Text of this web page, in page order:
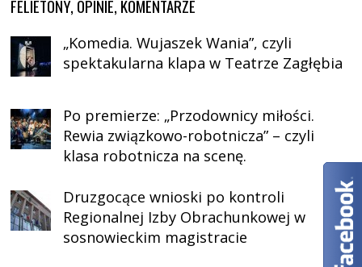
FELIETONY, OPINIE, KOMENTARZE
„Komedia. Wujaszek Wania”, czyli
spektakularna klapa w Teatrze Zagłębia
Po premierze: „Przodownicy miłości.
Rewia związkowo-robotnicza” – czyli
klasa robotnicza na scenę.
Druzgocące wnioski po kontroli
Regionalnej Izby Obrachunkowej w
sosnowieckim magistracie